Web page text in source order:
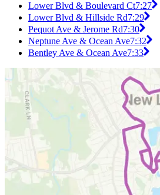
Lower Blvd & Boulevard Ct7:27
Lower Blvd & Hillside Rd7:29
Pequot Ave & Jerome Rd7:30
Neptune Ave & Ocean Ave7:32
Bentley Ave & Ocean Ave7:33